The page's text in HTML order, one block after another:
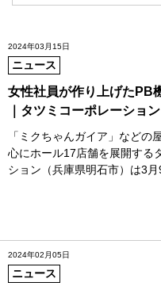
2024年03月15日
ニュース
女性社員が作り上げたPB
｜タツミコーポレーション
「ミクちゃんガイア」などの
心にホール17店舗を展開する
ション（兵庫県明石市）は3月
2024年02月05日
ニュース